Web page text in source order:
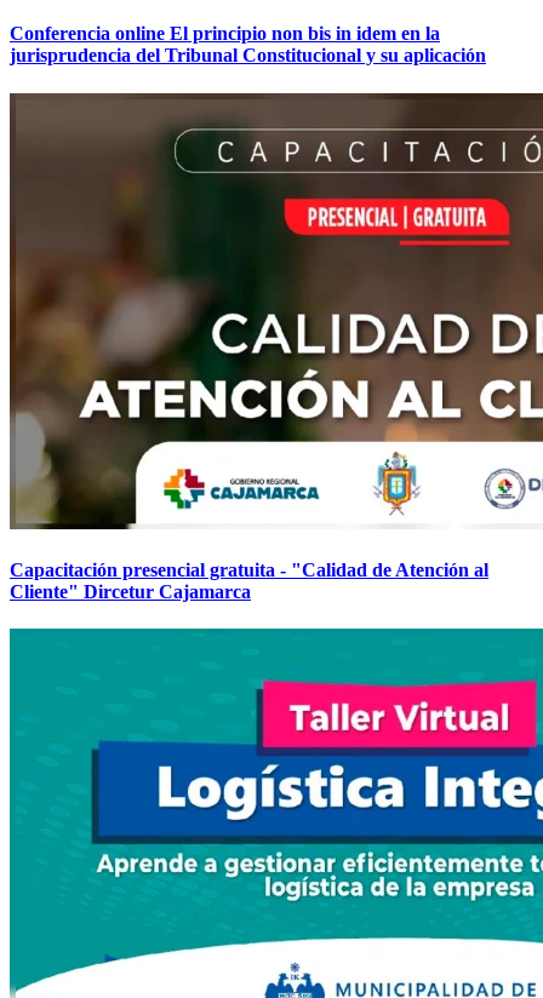
Conferencia online El principio non bis in idem en la
jurisprudencia del Tribunal Constitucional y su aplicación
Capacitación presencial gratuita - "Calidad de Atención al
Cliente" Dircetur Cajamarca